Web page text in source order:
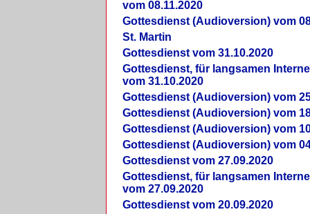
vom 08.11.2020
Gottesdienst (Audioversion) vom
St. Martin
Gottesdienst vom 31.10.2020
Gottesdienst, für langsamen
vom 31.10.2020
Gottesdienst (Audioversion) vom
Gottesdienst (Audioversion) vom
Gottesdienst (Audioversion) vom
Gottesdienst (Audioversion) vom
Gottesdienst vom 27.09.2020
Gottesdienst, für langsamen
vom 27.09.2020
Gottesdienst vom 20.09.2020